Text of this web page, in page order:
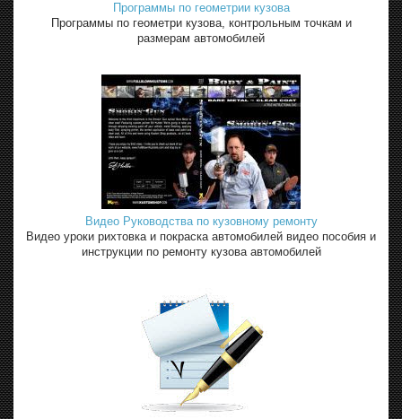
Программы по геометрии кузова
Программы по геометри кузова, контрольным точкам и
размерам автомобилей
Видео Руководства по кузовному ремонту
Видео уроки рихтовка и покраска автомобилей видео пособия и
инструкции по ремонту кузова автомобилей